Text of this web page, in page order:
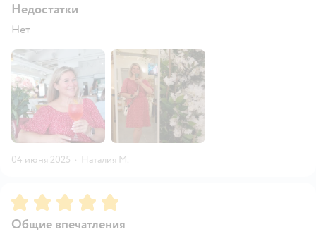
Недостатки
Нет
04 июня 2025 · Наталия М.
Рейтинг:5
Общие впечатления